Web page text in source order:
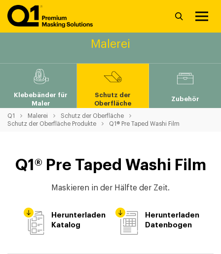
Malerei
Klebebänder für
Maler
Schutz der
Oberfläche
Zubehör
Q1 Malerei
Schutz der Oberfläche
Schutz der Oberfläche Produkte
Q1® Pre Taped Washi Film
Q1® Pre Taped Washi Film
Maskieren in der Hälfte der Zeit.
Herunterladen
Katalog
Herunterladen
Datenbogen